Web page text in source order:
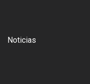
Noticias